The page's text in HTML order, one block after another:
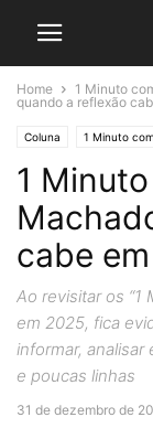
Home 1 Minuto
quando a reflexão
Coluna 1 Minuto
1
cabe
Ao revisitar os “1
em 2025, fica
informar,
e poucas linhas
31 de dezembro de